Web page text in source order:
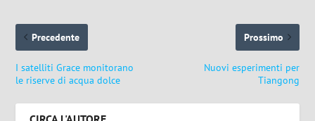
Precedente
I satelliti Grace monitorano
le riserve di acqua dolce
Prossimo
Nuovi esperimenti per
Tiangong